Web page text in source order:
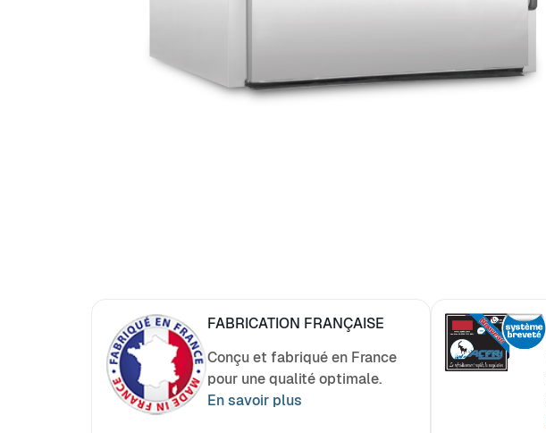
FABRICATION FRANÇAISE
Conçu et fabriqué en France
pour une qualité optimale.
En savoir plus